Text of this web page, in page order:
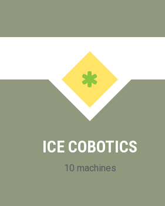
ICE COBOTICS
10 machines